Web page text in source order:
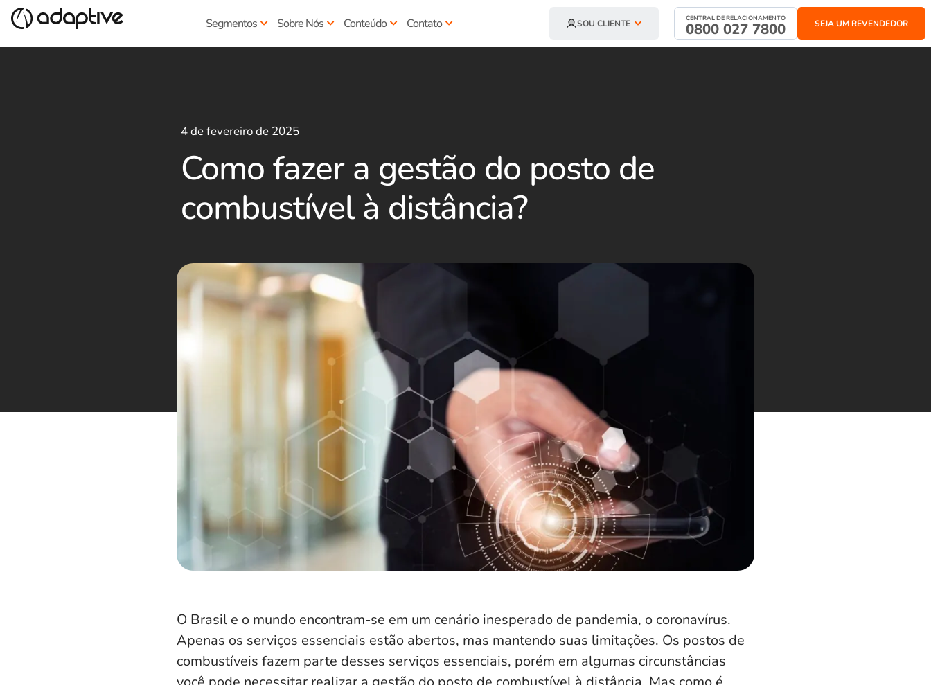
Segmentos Sobre Nós Conteúdo Contato SOU CLIENTE CENTRAL DE RELACIONAMENTO
0800 027 7800 SEJA UM REVENDEDOR
4 de fevereiro de 2025
Como fazer a gestão do posto de
combustível à distância?
O Brasil e o mundo encontram-se em um cenário inesperado de pandemia, o coronavírus.
Apenas os serviços essenciais estão abertos, mas mantendo suas limitações. Os postos de
combustíveis fazem parte desses serviços essenciais, porém em algumas circunstâncias